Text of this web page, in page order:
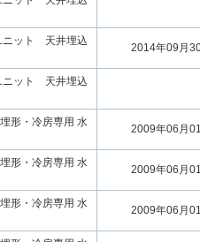
ニット 天井埋込
2014年09月
ニット 天井埋込
形・冷房専用 水
2009年06月
形・冷房専用 水
2009年06月
形・冷房専用 水
2009年06月